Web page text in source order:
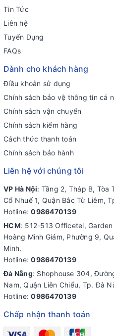
Tin Tức
Liên hệ
Tuyển Dụng
FAQs
Dành cho khách hàng
Điều khoản sử dụng
Chính sách bảo vệ thông tin cá
Chính sách vận chuyển
Chính sách kiểm hàng
Cách thức thanh toán
Chính sách bảo hành
Liên hệ với chúng tôi
VP Hà Nội: Tầng 2, Tháp B, Tòa
Cổ Nhuế 1, Quận Bắc Từ Liêm,
Hotline:0986470139
HCM: 512-513 Officetel,
Hoàng Minh Giám, Phường 9,
Minh.
Hotline:0986470139
Đà Nẵng: Shophouse 304,
Nam, Quận Liên Chiểu, Tp. Đà
Hotline:0986470139
Chấp nhận thanh toán